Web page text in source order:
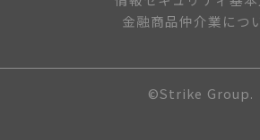
金融商品仲介業につ
©Strike Group.